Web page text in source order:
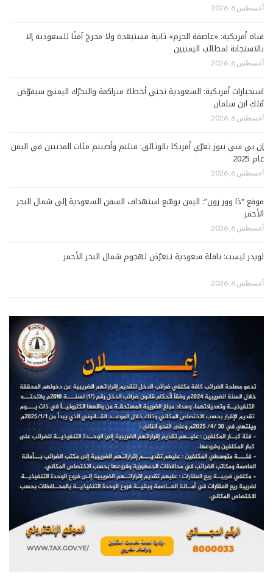
أغسطس 6, 2026
قناة أمريكية: «عاصفة الحزم» ثانية مستبعَدة ولا مخرجَ آمنًا للسعودية إلا
بالاستجابة لمطالب اليمنيين
أغسطس 6, 2026
استخبارات أمريكية: السعودية تجني أخطاءً متراكمة والتحرّك اليمنيّ سيقوّض
مُلك ابن سلمان
أغسطس 6, 2026
إن بي سي نيوز تعرّي أمريكا بالوثائق: قتلتم وأصبتم مئات المدنيين في اليمن
عام 2025
أغسطس 6, 2026
موقع “ذا وور زون”: اليمن يوسّع استهداف السفن السعودية إلى شمال البحر
الأحمر
أغسطس 6, 2026
لويدز ليست: ناقلة سعودية تتعرّض لهجوم شمال البحر الأحمر
أغسطس 6, 2026